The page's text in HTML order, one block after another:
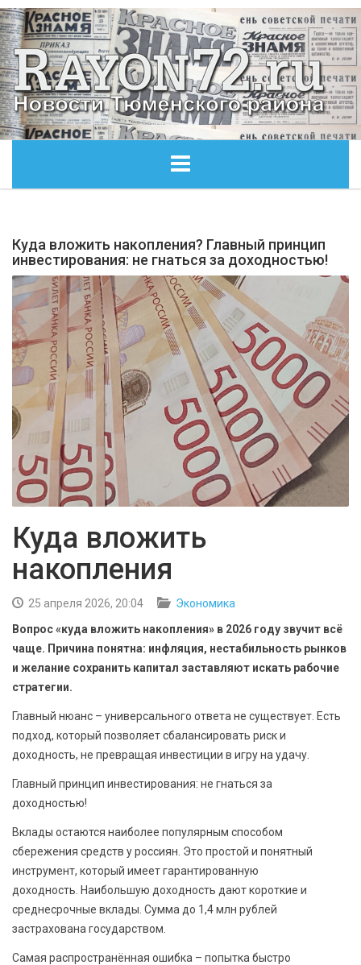
ОБЩЕСТВО
ЭКОНОМИКА
КУЛЬТУРА
БЕЗОПАСНОСТЬ
СПОРТ
АРХИВ PDF
Куда вложить накопления? Главный принцип
инвестирования: не гнаться за доходностью!
Куда вложить
накопления
25 апреля 2026, 20:04
Экономика
Вопрос «куда вложить накопления» в 2026 году звучит всё
чаще. Причина понятна: инфляция, нестабильность рынков
и желание сохранить капитал заставляют искать рабочие
стратегии.
Главный нюанс – универсального ответа не существует. Есть
подход, который позволяет сбалансировать риск и
доходность, не превращая инвестиции в игру на удачу.
Главный принцип инвестирования: не гнаться за
доходностью!
Вклады остаются наиболее популярным способом
сбережения средств у россиян. Это простой и понятный
инструмент, который имеет гарантированную
доходность. Наибольшую доходность дают короткие и
среднесрочные вклады. Сумма до 1,4 млн рублей
застрахована государством.
Самая распространённая ошибка – попытка быстро